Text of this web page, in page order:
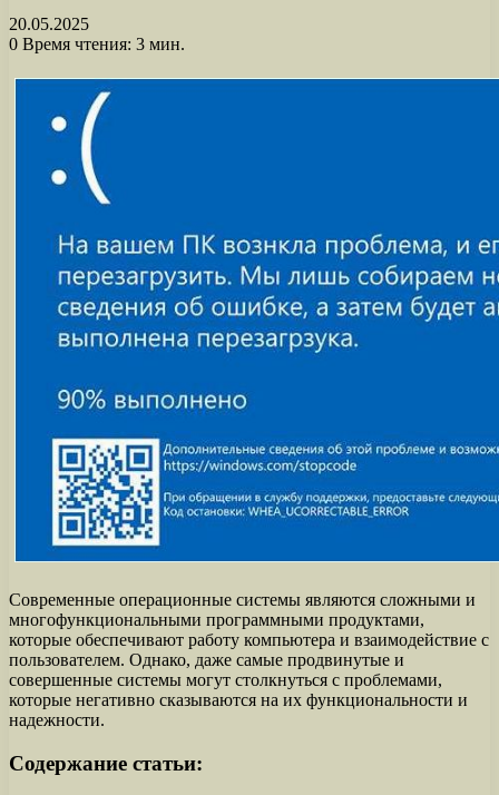
20.05.2025
0 Время чтения: 3 мин.
Современные операционные системы являются сложными и
многофункциональными программными продуктами,
которые обеспечивают работу компьютера и взаимодействие с
пользователем. Однако, даже самые продвинутые и
совершенные системы могут столкнуться с проблемами,
которые негативно сказываются на их функциональности и
надежности.
Содержание статьи: